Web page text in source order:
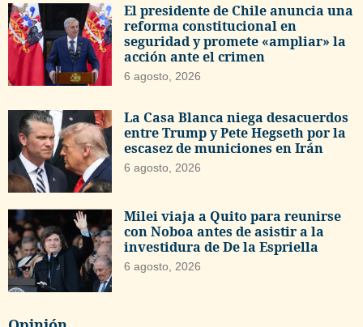
El presidente de Chile anuncia una
reforma constitucional en
seguridad y promete «ampliar» la
acción ante el crimen
6 agosto, 2026
La Casa Blanca niega desacuerdos
entre Trump y Pete Hegseth por la
escasez de municiones en Irán
6 agosto, 2026
Milei viaja a Quito para reunirse
con Noboa antes de asistir a la
investidura de De la Espriella
6 agosto, 2026